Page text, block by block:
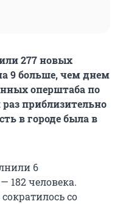
277 новых
9 больше, чем днем
оперштаба по
раз приблизительно
в городе была в
6
182 человека.
со